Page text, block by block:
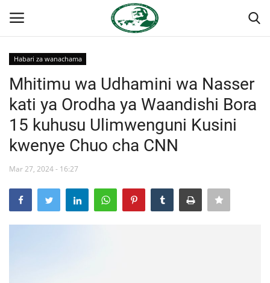
Nyumba
Jukwaa la Nasser la Kimataifa
Wasiliana
Onyesho la Majaribio
Habari za wanachama
Mhitimu wa Udhamini wa Nasser
kati ya Orodha ya Waandishi Bora
15 kuhusu Ulimwenguni Kusini
kwenye Chuo cha CNN
Mar 27, 2024 - 16:27